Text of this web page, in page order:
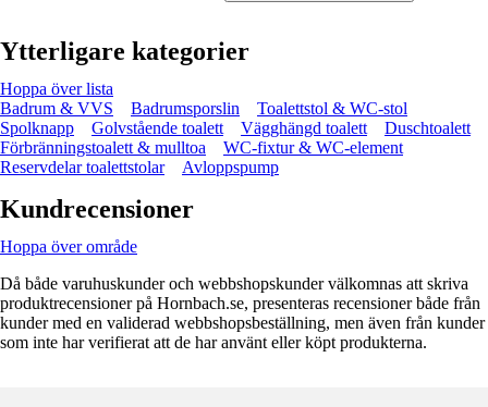
Ytterligare kategorier
Hoppa över lista
Badrum & VVS
Badrumsporslin
Toalettstol & WC-stol
Spolknapp
Golvstående toalett Vägghängd toalett
Duschtoalett
Förbränningstoalett & mulltoa
WC-fixtur & WC-element
Reservdelar toalettstolar
Avloppspump
Kundrecensioner
Hoppa över område
Då både varuhuskunder och webbshopskunder välkomnas att skriva
produktrecensioner på Hornbach.se, presenteras recensioner både från
kunder med en validerad webbshopsbeställning, men även från kunder
som inte har verifierat att de har använt eller köpt produkterna.